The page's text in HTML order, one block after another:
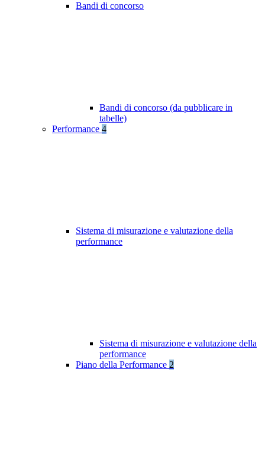
Bandi di concorso
Bandi di concorso (da pubblicare in
tabelle)
Performance 4
Sistema di misurazione e valutazione della
performance
Sistema di misurazione e valutazione della
performance
Piano della Performance 2